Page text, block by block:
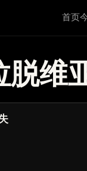
首页
脱维